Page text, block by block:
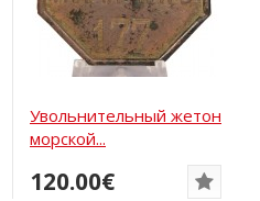
Увольнительный жетон
морской...
120.00€